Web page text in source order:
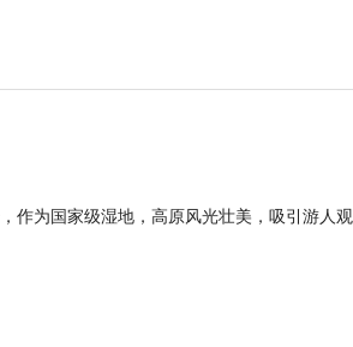
作为国家级湿地，高原风光壮美，吸引游人观